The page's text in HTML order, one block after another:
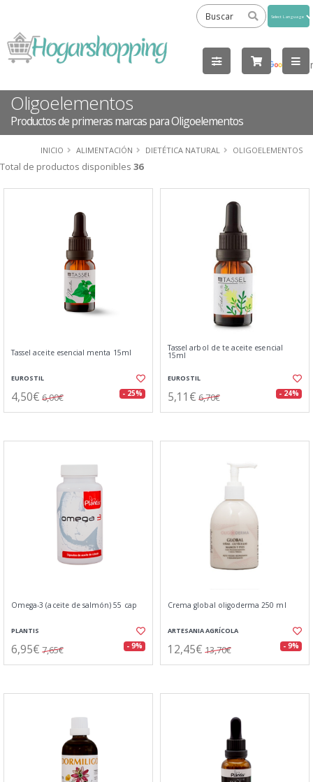
by
Oligoelementos
Productos de primeras marcas para Oligoelementos
INICIO ALIMENTACIÓN DIETÉTICA NATURAL OLIGOELEMENTOS
Total de productos disponibles 36
Tassel aceite esencial menta 15ml
EUROSTIL
4,50€ 6,00€ - 25%
Tassel arbol de te aceite esencial
15ml
EUROSTIL
5,11€ 6,70€ - 24%
Omega-3 (aceite de salmón) 55 cap
PLANTIS
6,95€ 7,65€ - 9%
Crema global oligoderma 250 ml
ARTESANIA AGRÍCOLA
12,45€ 13,70€ - 9%